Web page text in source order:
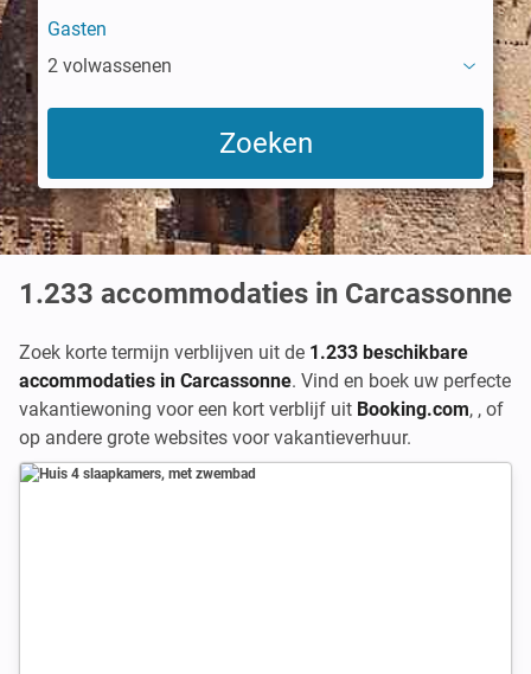
Gasten
2 volwassenen
1.233 accommodaties in Carcassonne
Zoek korte termijn verblijven uit de 1.233 beschikbare
accommodaties in Carcassonne. Vind en boek uw perfecte
vakantiewoning voor een kort verblijf uit Booking.com, , of
op andere grote websites voor vakantieverhuur.